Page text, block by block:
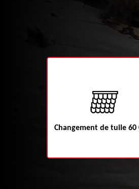
Changement de tuile 60 Oise